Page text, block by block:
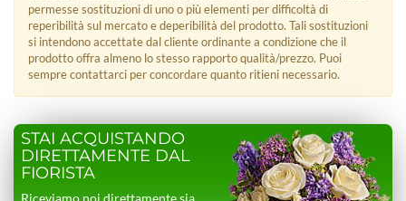
permesse sostituzioni di uno o più elementi per difficoltà di
reperibilità sul mercato e deperibilità del prodotto. Tali sostituzioni
si intendono accettate dal cliente ordinante a condizione che il
prodotto offra almeno lo stesso rapporto qualità/prezzo. Puoi
sempre contattarci per concordare quanto ritieni necessario.
STAI ACQUISTANDO
DIRETTAMENTE DAL
FIORISTA
Riceviamo noi direttamente sia